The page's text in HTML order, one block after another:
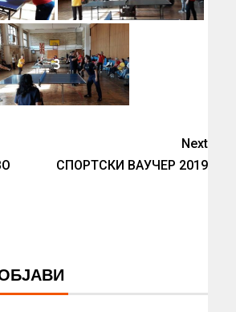
3
Next
СПОРТСКИ ВАУЧЕР 2019